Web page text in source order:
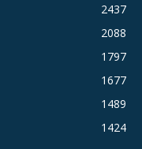
2437
2088
1797
1677
1489
1424